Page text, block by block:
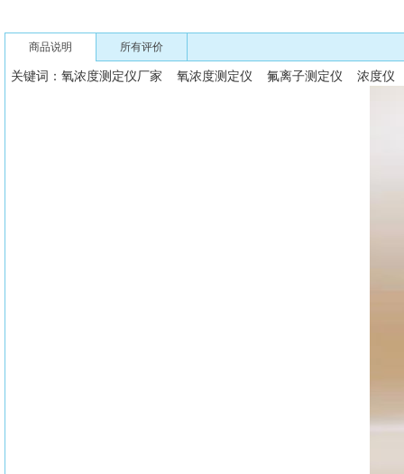
商品说明 所有评价
关键词：氧浓度测定仪厂家 氧浓度测定仪 氟离子测定仪 浓度仪